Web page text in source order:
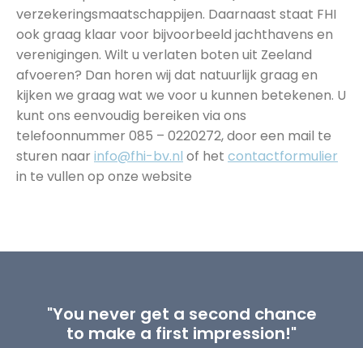
verzekeringsmaatschappijen. Daarnaast staat FHI
ook graag klaar voor bijvoorbeeld jachthavens en
verenigingen. Wilt u verlaten boten uit Zeeland
afvoeren? Dan horen wij dat natuurlijk graag en
kijken we graag wat we voor u kunnen betekenen. U
kunt ons eenvoudig bereiken via ons
telefoonnummer 085 – 0220272, door een mail te
sturen naar info@fhi-bv.nl of het contactformulier
in te vullen op onze website
"You never get a second chance
to make a first impression!"